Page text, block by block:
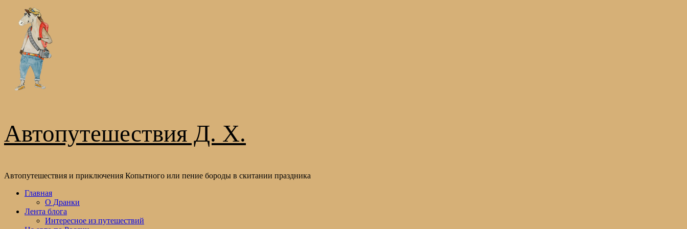
Перейти
содержимому
Автопутешествия Д. Х.
Автопутешествия и приключения Копытного или пение бороды в скитании праздника
ОсновноеГлавная
О Дранки
Лента блога
Интересное из путешествий